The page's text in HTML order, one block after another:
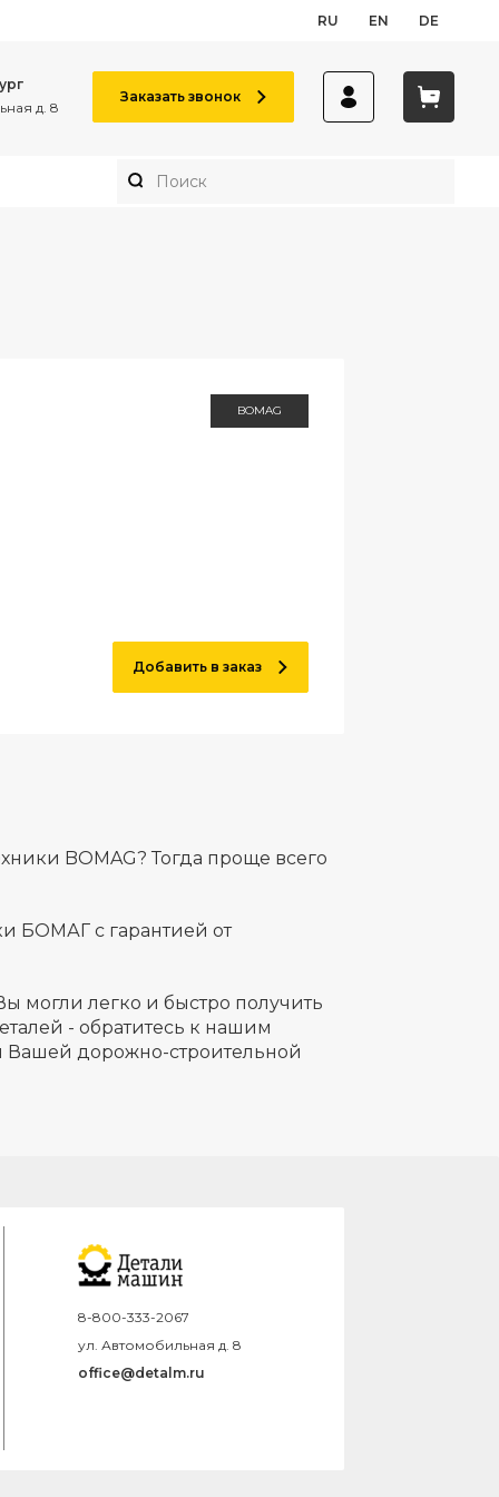
RU EN DE
д. 8
Заказать звонок
BOMAG
Добавить в заказ
BOMAG? Тогда проще всего
БОМАГ с гарантией от
могли легко и быстро получить
- обратитесь к нашим
Вашей дорожно-строительной
8-800-333-2067
ул. Автомобильная д. 8
office@detalm.ru